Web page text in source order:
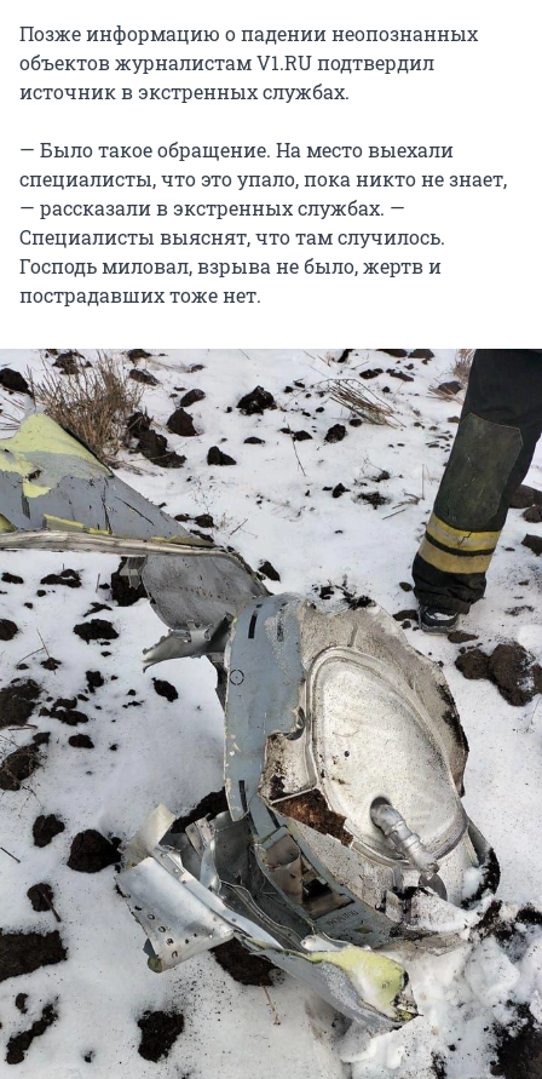
Позже информацию о падении неопознанных
объектов журналистам V1.RU подтвердил
источник в экстренных службах.
— Было такое обращение. На место выехали
специалисты, что это упало, пока никто не знает,
— рассказали в экстренных службах. —
Специалисты выяснят, что там случилось.
Господь миловал, взрыва не было, жертв и
пострадавших тоже нет.